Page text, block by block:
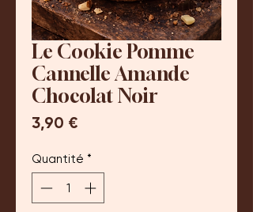
Le Cookie Pomme
Cannelle Amande
Chocolat Noir
3,90 €
Quantité *